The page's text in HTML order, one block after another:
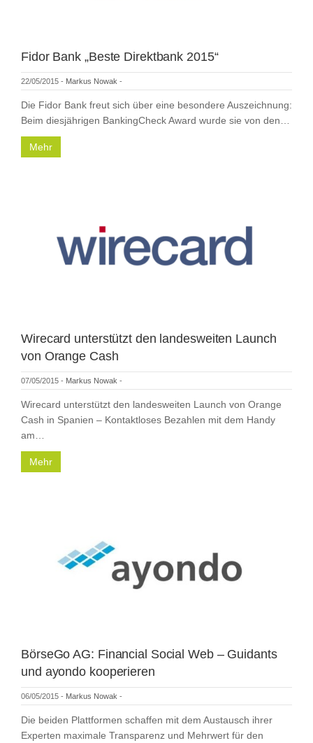
Fidor Bank „Beste Direktbank 2015“
22/05/2015 - Markus Nowak -
Die Fidor Bank freut sich über eine besondere Auszeichnung:
Beim diesjährigen BankingCheck Award wurde sie von den…
Mehr
Wirecard unterstützt den landesweiten Launch
von Orange Cash
07/05/2015 - Markus Nowak -
Wirecard unterstützt den landesweiten Launch von Orange
Cash in Spanien – Kontaktloses Bezahlen mit dem Handy
am…
Mehr
BörseGo AG: Financial Social Web – Guidants
und ayondo kooperieren
06/05/2015 - Markus Nowak -
Die beiden Plattformen schaffen mit dem Austausch ihrer
Experten maximale Transparenz und Mehrwert für den